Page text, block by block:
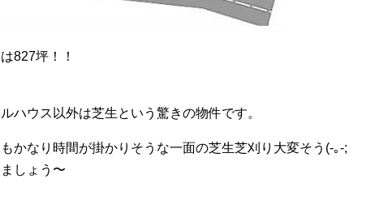
827坪！！
ハウス以外は芝生という驚きの物件です。
かなり時間が掛かりそうな一面の芝生芝刈り大変そう(-｡-;
しょう〜